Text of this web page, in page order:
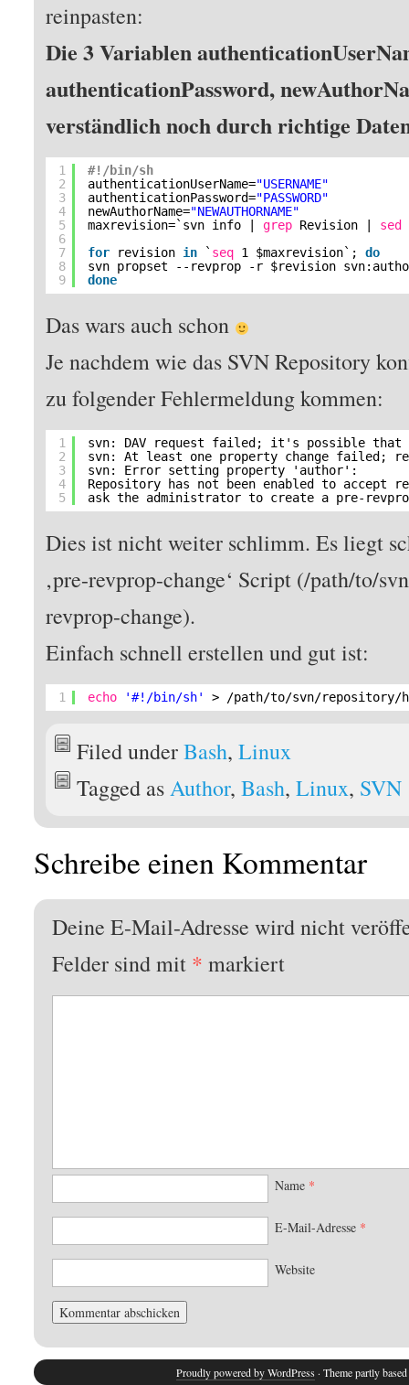
reinpasten:
Die 3 Variablen
authenticationPassword,
verständlich noch durch richtige
1
2
3
4
5
6
7
8
9
#!/bin/sh
authenticationUserName="USERNAME"
authenticationPassword="PASSWORD"
newAuthorName="NEWAUTHORNAME"
maxrevision=`svn info | grep Revision | sed
for
revision in ` seq 1 $maxrevision`; do
svn propset --revprop -r $revision svn:author
done
Das wars auch schon
Je nachdem wie das SVN Repository
zu folgender Fehlermeldung kommen:
1
2
3
4
5
svn: DAV request failed; it's possible that
svn: At least one property change failed;
svn: Error setting property 'author':
Repository has not been enabled to accept
ask the administrator to create a pre-
Dies ist nicht weiter schlimm. Es liegt
‚pre-revprop-change‘ Script (/path/to/
revprop-change).
Einfach schnell erstellen und gut ist:
1 echo '#!/bin/sh' > /path/to/svn/repository/
Filed underBash,Linux
Tagged asAuthor,Bash,Linux, SVN
Schreibe einen Kommentar
Deine E-Mail-Adresse wird nicht
Felder sind mit * markiert
Name *
E-Mail-Adresse *
Website
Proudly powered by WordPress · Theme partly